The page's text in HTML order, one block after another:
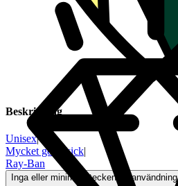
Beskrivning
Unisex|
Mycket gott skick|
Ray-Ban
Inga eller minimala tecken på användning